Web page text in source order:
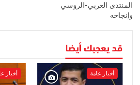
المنتدى العربي-الروسي
وإنجاحه
قد يعجبك أيضا
أخبار عامة أخبار